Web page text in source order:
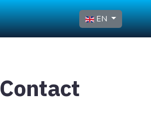
Select your language
EN
Contact